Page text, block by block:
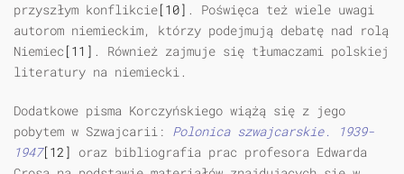
przyszłym konflikcie[10] . Poświęca też wiele uwagi
autorom niemieckim, którzy podejmują debatę nad rolą
Niemiec [11] . Również zajmuje się tłumaczami polskiej
literatury na niemiecki.
Dodatkowe pisma Korczyńskiego wiążą się z jego
pobytem w Szwajcarii: Polonica szwajcarskie. 1939-
1947[12] oraz bibliografia prac profesora Edwarda